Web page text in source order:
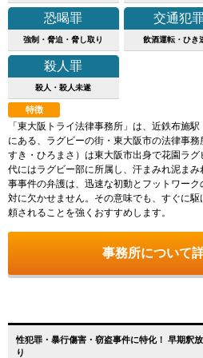
恐喝罪
強制・脅迫・脅し取り
交通犯
飲酒運転・ひき
殺人罪
殺人・殺人未遂
特徴
「東大阪トライ法律事務所」は、近鉄布施
にある、ラグビーの街・東大阪市の法律事
すき・ひろまさ）は東大阪市出身で花園ラ
代にはラグビー部に所属し、汗まみれ泥ま
事事件の弁護は、迅速な初動とフットワー
対に欠かせません。その意味でも、すぐに
頼されることを強くおすすめします。
事務所について
性犯罪・暴行傷害・窃盗事件に特化！ 早期釈
り